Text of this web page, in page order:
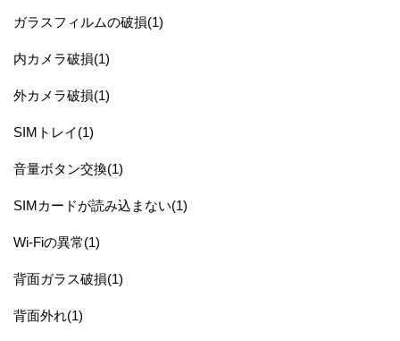
ガラスフィルムの破損(1)
内カメラ破損(1)
外カメラ破損(1)
SIMトレイ(1)
音量ボタン交換(1)
SIMカードが読み込まない(1)
Wi-Fiの異常(1)
背面ガラス破損(1)
背面外れ(1)